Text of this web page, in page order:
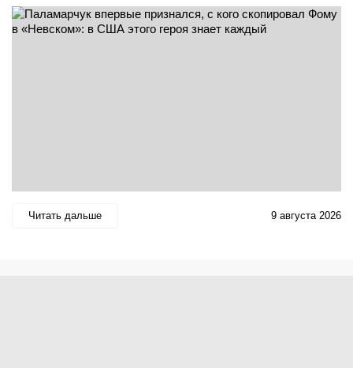
Читать дальше 9 августа 2026